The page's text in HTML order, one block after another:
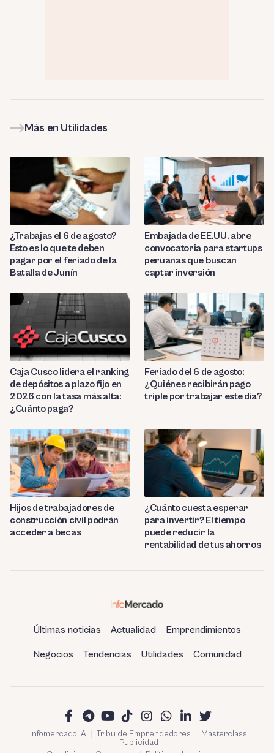
Más en Utilidades
¿Trabajas el 6 de agosto?
Esto es lo que te deben
pagar por el feriado de la
Batalla de Junín
Embajada de EE.UU. abre
convocatoria para startups
peruanas que buscan
captar inversión
Caja Cusco lidera el ranking
de depósitos a plazo fijo en
2026 con la tasa más alta:
¿Cuánto paga?
Feriado del 6 de agosto:
¿Quiénes recibirán pago
triple por trabajar este día?
Hijos de trabajadores de
construcción civil podrán
acceder a becas
¿Cuánto cuesta esperar
para invertir? El tiempo
puede reducir la
rentabilidad de tus ahorros
Últimas noticias Actualidad Emprendimientos
Negocios Tendencias Utilidades Comunidad
Infomercado IA Tribu de Emprendedores
Masterclass
Publicidad